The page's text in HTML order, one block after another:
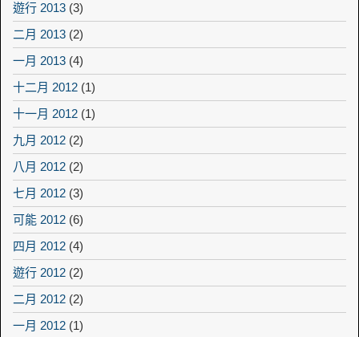
遊行 2013 (3)
二月 2013 (2)
一月 2013 (4)
十二月 2012 (1)
十一月 2012 (1)
九月 2012 (2)
八月 2012 (2)
七月 2012 (3)
可能 2012 (6)
四月 2012 (4)
遊行 2012 (2)
二月 2012 (2)
一月 2012 (1)